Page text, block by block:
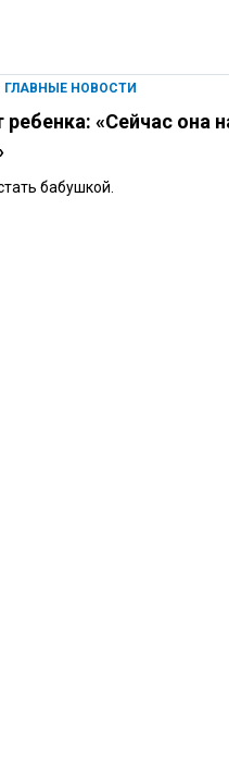
ГЛАВНЫЕ НОВОСТИ
«Сейчас она
бабушкой.